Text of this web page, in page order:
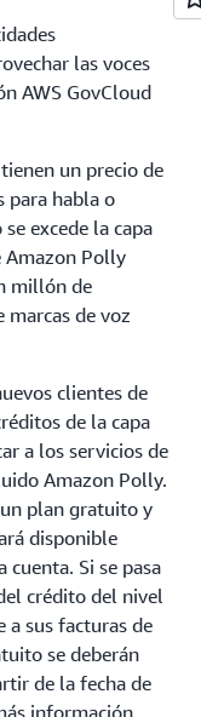
0,08 USD
las voces
AWS GovCloud
un precio de
para habla o
excede la capa
Amazon Polly
millón de
marcas de voz
clientes de
de la capa
a los servicios de
Amazon Polly.
plan gratuito y
disponible
cuenta. Si se pasa
crédito del nivel
sus facturas de
se deberán
de la fecha de
información